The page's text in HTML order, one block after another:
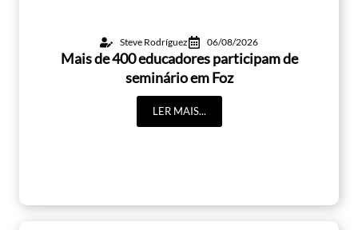
Steve Rodríguez 06/08/2026
Mais de 400 educadores participam de
seminário em Foz
LER MAIS...